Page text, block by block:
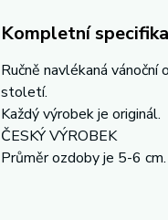
Kompletní
Ručně navlékaná
století.
Každý výrobek je originál.
ČESKÝ VÝROBEK
Průměr ozdoby je 5-6 cm.